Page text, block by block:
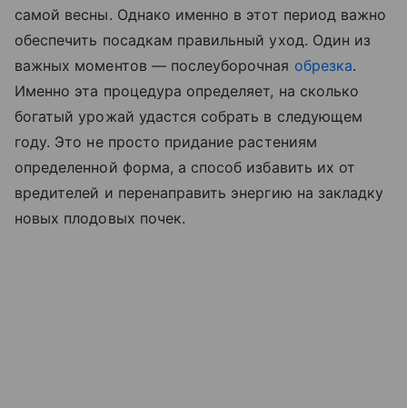
самой весны. Однако именно в этот период важно
обеспечить посадкам правильный уход. Один из
важных моментов — послеуборочная обрезка.
Именно эта процедура определяет, на сколько
богатый урожай удастся собрать в следующем
году. Это не просто придание растениям
определенной форма, а способ избавить их от
вредителей и перенаправить энергию на закладку
новых плодовых почек.